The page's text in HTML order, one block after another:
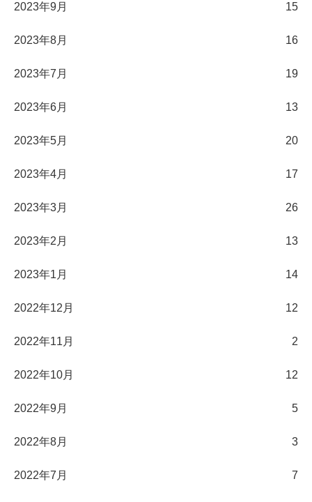
2023年9月 15
2023年8月 16
2023年7月 19
2023年6月 13
2023年5月 20
2023年4月 17
2023年3月 26
2023年2月 13
2023年1月 14
2022年12月 12
2022年11月 2
2022年10月 12
2022年9月 5
2022年8月 3
2022年7月 7